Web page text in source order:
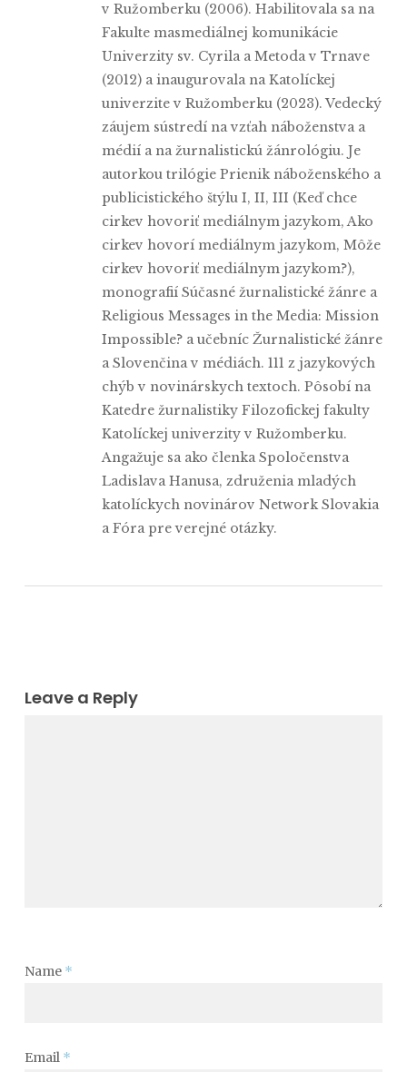
v Ružomberku (2006). Habilitovala sa na
Fakulte masmediálnej komunikácie
Univerzity sv. Cyrila a Metoda v Trnave
(2012) a inaugurovala na Katolíckej
univerzite v Ružomberku (2023). Vedecký
záujem sústredí na vzťah náboženstva a
médií a na žurnalistickú žánrológiu. Je
autorkou trilógie Prienik náboženského a
publicistického štýlu I, II, III (Keď chce
cirkev hovoriť mediálnym jazykom, Ako
cirkev hovorí mediálnym jazykom, Môže
cirkev hovoriť mediálnym jazykom?),
monografií Súčasné žurnalistické žánre a
Religious Messages in the Media: Mission
Impossible? a učebníc Žurnalistické žánre
a Slovenčina v médiách. 111 z jazykových
chýb v novinárskych textoch. Pôsobí na
Katedre žurnalistiky Filozofickej fakulty
Katolíckej univerzity v Ružomberku.
Angažuje sa ako členka Spoločenstva
Ladislava Hanusa, združenia mladých
katolíckych novinárov Network Slovakia
a Fóra pre verejné otázky.
Leave a Reply
Name *
Email *